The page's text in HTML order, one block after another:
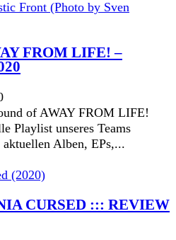
FROM LIFE! –
of AWAY FROM LIFE!
Playlist unseres Teams
Alben, EPs,...
CURSED ::: REVIEW